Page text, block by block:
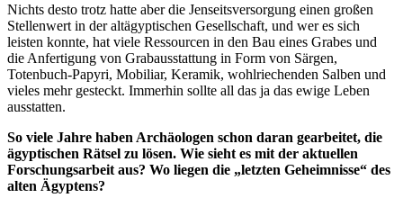
Nichts desto trotz hatte aber die Jenseitsversorgung einen großen
Stellenwert in der altägyptischen Gesellschaft, und wer es sich
leisten konnte, hat viele Ressourcen in den Bau eines Grabes und
die Anfertigung von Grabausstattung in Form von Särgen,
Totenbuch-Papyri, Mobiliar, Keramik, wohlriechenden Salben und
vieles mehr gesteckt. Immerhin sollte all das ja das ewige Leben
ausstatten.
So viele Jahre haben Archäologen schon daran gearbeitet, die
ägyptischen Rätsel zu lösen. Wie sieht es mit der aktuellen
Forschungsarbeit aus? Wo liegen die „letzten Geheimnisse“ des
alten Ägyptens?